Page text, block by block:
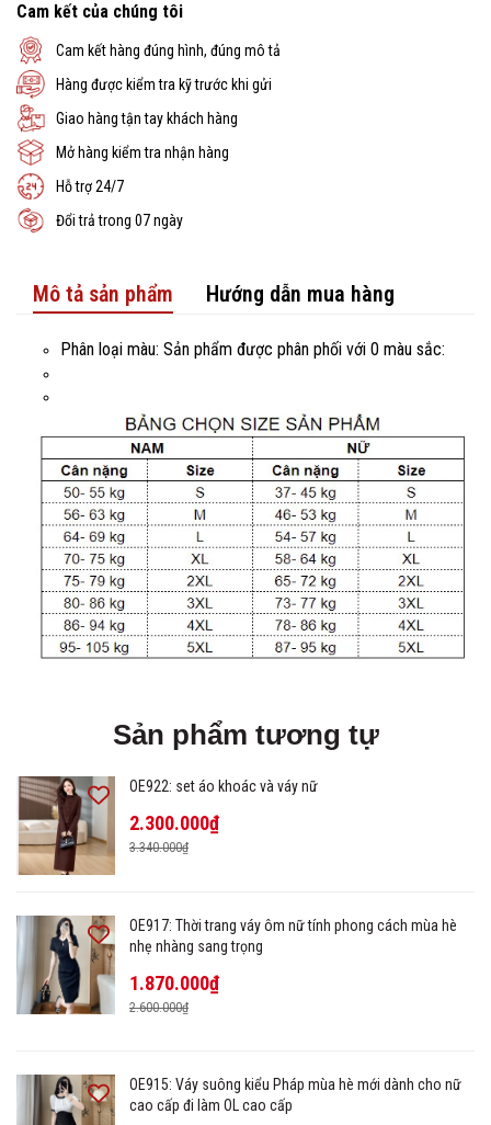
Cam kết của chúng tôi
Cam kết hàng đúng hình, đúng mô tả
Hàng được kiểm tra kỹ trước khi gửi
Giao hàng tận tay khách hàng
Mở hàng kiểm tra nhận hàng
Hỗ trợ 24/7
Đổi trả trong 07 ngày
Mô tả sản phẩm Hướng dẫn mua hàng
Phân loại màu: Sản phẩm được phân phối với 0 màu sắc:
Sản phẩm tương tự
OE922: set áo khoác và váy nữ
2.300.000₫
3.340.000₫
OE917: Thời trang váy ôm nữ tính phong cách mùa hè
nhẹ nhàng sang trọng
1.870.000₫
2.600.000₫
OE915: Váy suông kiểu Pháp mùa hè mới dành cho nữ
cao cấp đi làm OL cao cấp